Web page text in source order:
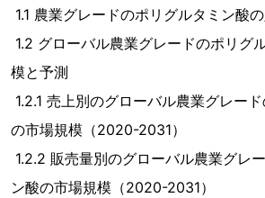
1.1 農業グレードのポリグルタミン酸
1.2 グローバル農業グレードのポリグ
模と予測
1.2.1 売上別のグローバル農業グレー
の市場規模（2020-2031）
1.2.2 販売量別のグローバル農業グレ
ン酸の市場規模（2020-2031）